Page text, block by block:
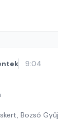
9:04
Bozsó